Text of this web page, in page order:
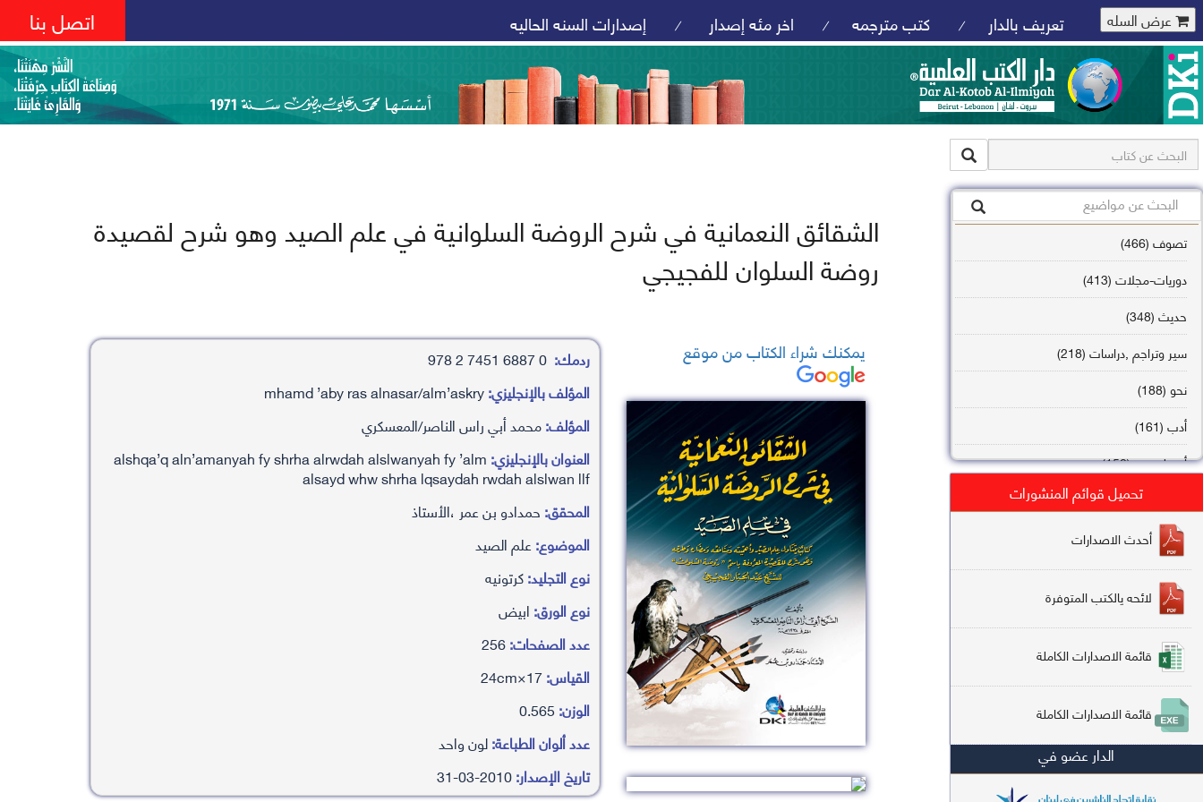
عرض السله تعريف بالدار / كتب مترجمه / اخر مئه إصدار / إصدارات السنه الحاليه اتصل بنا
تصوف (466)
دوريات-مجلات (413)
حديث (348)
سير وتراجم ,دراسات (218)
نحو (188)
أدب (161)
أصول فقه (158)
تاريخ (138)
فقه شافعي (132)
فقه حنفي (113)
فقه مالكي (112)
تفسير قرآن (106)
علم كلام (96)
أخلاق وتصوف (91)
سير وتراجم (90)
تحميل قوائم المنشورات
أحدث الاصدارات
لائحه يالكتب المتوفرة
قائمة الاصدارات الكاملة
قائمة الاصدارات الكاملة
الدار عضو في
الشقائق النعمانية في شرح الروضة السلوانية في علم الصيد وهو شرح لقصيدة
روضة السلوان للفجيجي
يمكنك شراء الكتاب من موقع ردمك: 0 6887 7451 2 978
المؤلف بالإنجليزي:mhamd ’aby ras alnasar/alm’askry
المؤلف:محمد أبي راس الناصر/المعسكري
العنوان بالإنجليزي:alshqa’q aln’amanyah fy shrha alrwdah alslwanyah fy ’alm
alsayd whw shrha lqsaydah rwdah alslwan llf
المحقق:حمدادو بن عمر ،الأستاذ
الموضوع:علم الصيد
نوع التجليد:كرتونيه
نوع الورق:ابيض
عدد الصفحات:256
القياس:17×24cm
الوزن:
عدد ألوان الطباعة:لون واحد
تاريخ الإصدار:2010-03-31